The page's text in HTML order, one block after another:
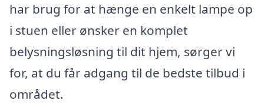
har brug for at hænge en enkelt lampe op
i stuen eller ønsker en komplet
belysningsløsning til dit hjem, sørger vi
for, at du får adgang til de bedste tilbud i
området.